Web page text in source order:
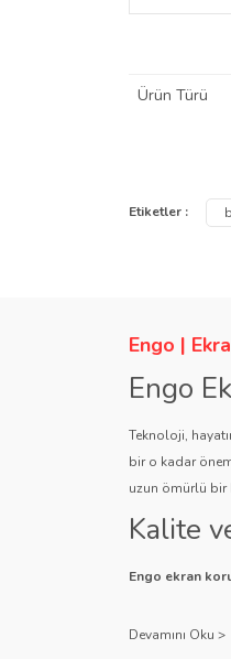
Hayır.
Ürün Türü
Görüş ve
Ürün
Ürün
Etiketler :
Engo |
Engo
Teknoloji,
bir o kadar
uzun ömürlü bir
Kalite
Engo ekran